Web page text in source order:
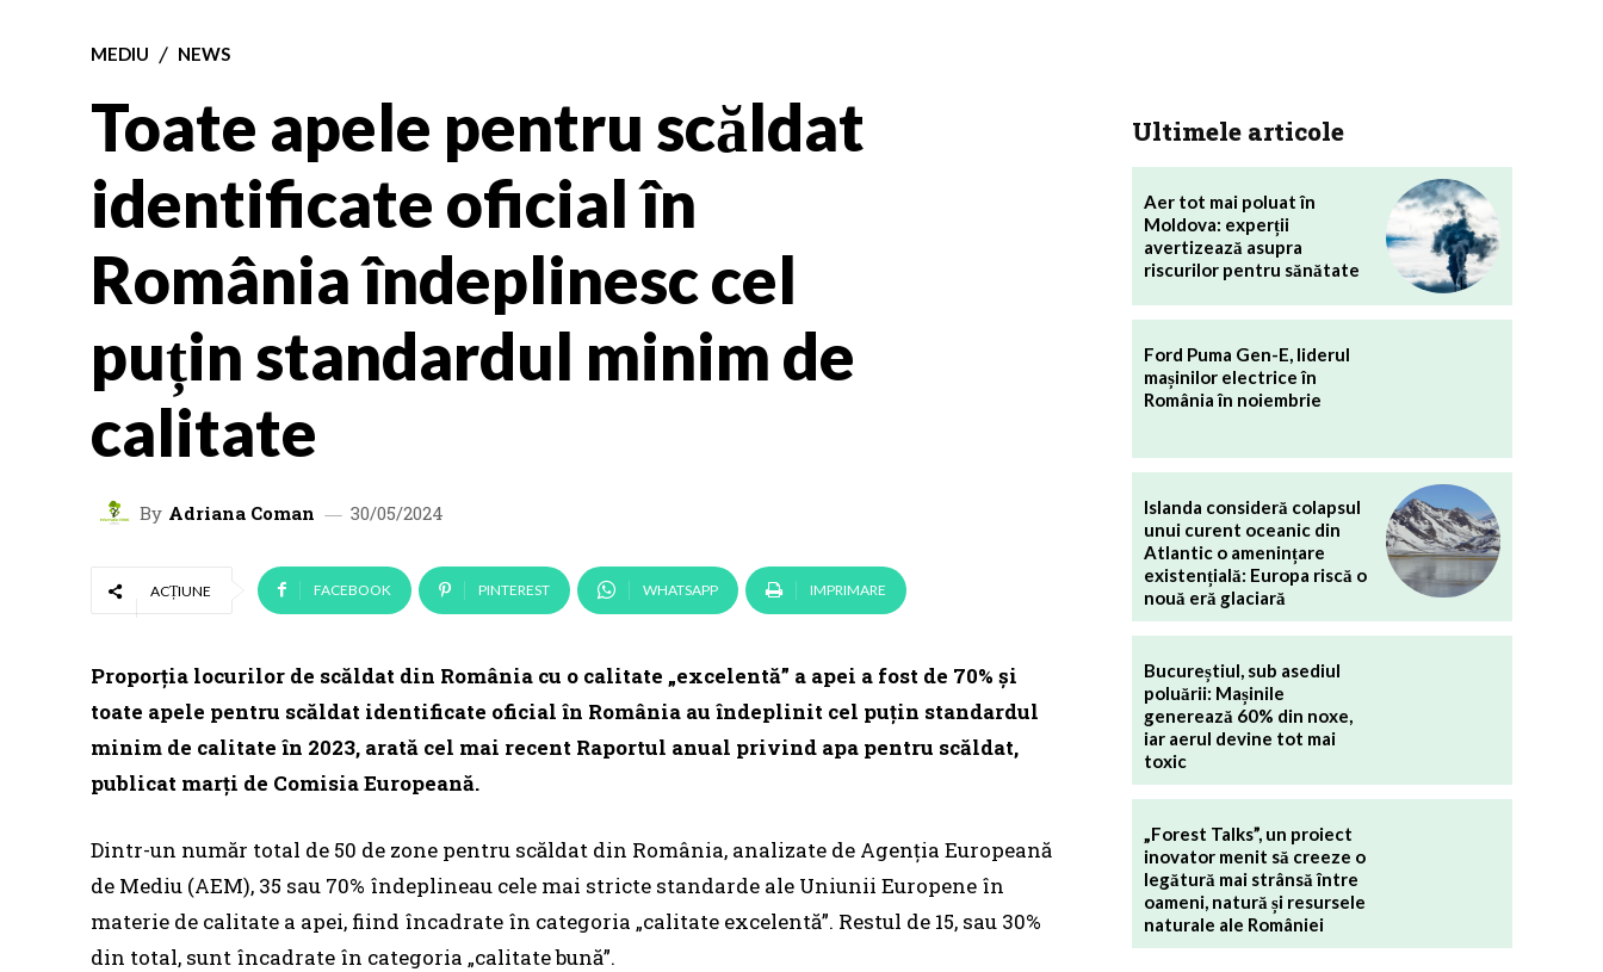
MEDIU NEWS
Toate apele pentru scăldat
identificate oficial în
România îndeplinesc cel
puțin standardul minim de
calitate
By Adriana Coman 30/05/2024
ACȚIUNE FACEBOOK PINTEREST WHATSAPP IMPRIMARE
Proporţia locurilor de scăldat din România cu o calitate „excelentă” a apei a fost de 70% şi
toate apele pentru scăldat identificate oficial în România au îndeplinit cel puţin standardul
minim de calitate în 2023, arată cel mai recent Raportul anual privind apa pentru scăldat,
publicat marţi de Comisia Europeană.
Dintr-un număr total de 50 de zone pentru scăldat din România, analizate de Agenţia Europeană
de Mediu (AEM), 35 sau 70% îndeplineau cele mai stricte standarde ale Uniunii Europene în
materie de calitate a apei, fiind încadrate în categoria „calitate excelentă”. Restul de 15, sau 30%
din total, sunt încadrate în categoria „calitate bună”.
Ultimele articole
Aer tot mai poluat în
Moldova: experții
avertizează asupra
riscurilor pentru sănătate
Ford Puma Gen-E, liderul
mașinilor electrice în
România în noiembrie
Islanda consideră colapsul
unui curent oceanic din
Atlantic o amenințare
existențială: Europa riscă o
nouă eră glaciară
Bucureștiul, sub asediul
poluării: Mașinile
generează 60% din noxe,
iar aerul devine tot mai
toxic
„Forest Talks”, un proiect
inovator menit să creeze o
legătură mai strânsă între
oameni, natură și resursele
naturale ale României